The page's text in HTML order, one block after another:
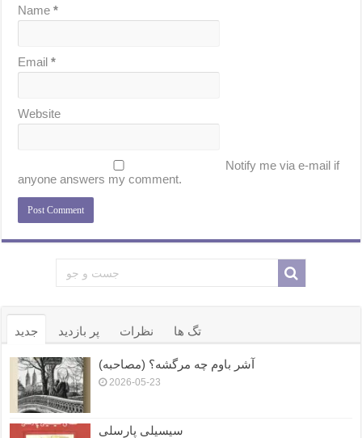
Name*
Email*
Website
Notify me via e-mail if
anyone answers my comment.
جدید پر بازدید نظرات تگ ها
آشر باوم چه مرگشه؟ (مصاحبه)
2026-05-23
سیسیلی پارسلی